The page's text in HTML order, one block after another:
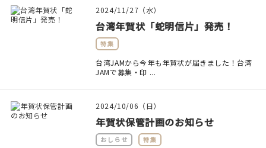
印刷見本
紙
本
2024/11/27（水）
台湾年賀状「蛇明信片」発売！
特集
台湾JAMから今年も年賀状が届きました！台湾
JAMで募集・印 ...
2024/10/06（日）
年賀状保管計画のお知らせ
おしらせ 特集